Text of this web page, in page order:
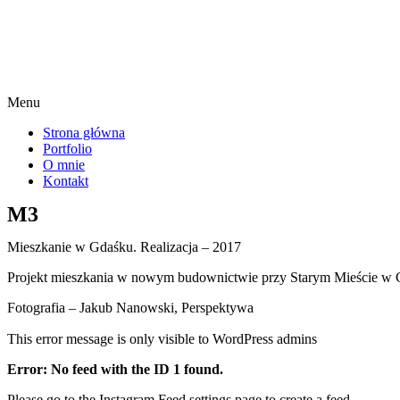
Menu
Strona główna
Portfolio
O mnie
Kontakt
M3
Mieszkanie w Gdaśku. Realizacja – 2017
Projekt mieszkania w nowym budownictwie przy Starym Mieście w
Fotografia – Jakub Nanowski, Perspektywa
This error message is only visible to WordPress admins
Error: No feed with the ID 1 found.